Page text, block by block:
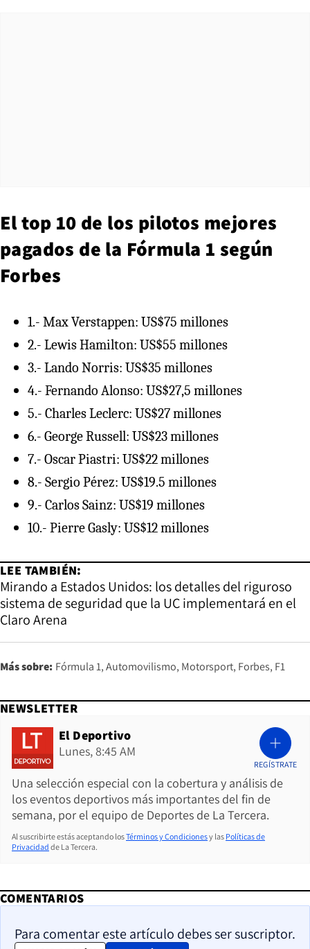
El top 10 de los pilotos mejores
pagados de la Fórmula 1 según
Forbes
1.- Max Verstappen: US$75 millones
2.- Lewis Hamilton: US$55 millones
3.- Lando Norris: US$35 millones
4.- Fernando Alonso: US$27,5 millones
5.- Charles Leclerc: US$27 millones
6.- George Russell: US$23 millones
7.- Oscar Piastri: US$22 millones
8.- Sergio Pérez: US$19.5 millones
9.- Carlos Sainz: US$19 millones
10.- Pierre Gasly: US$12 millones
LEE TAMBIÉN:
Mirando a Estados Unidos: los detalles del riguroso
sistema de seguridad que la UC implementará en el
Claro Arena
Más sobre: Fórmula 1 Automovilismo Motorsport Forbes F1
NEWSLETTER
El Deportivo
Lunes, 8:45 AM
Una selección especial con la cobertura y análisis de
los eventos deportivos más importantes del fin de
semana, por el equipo de Deportes de La Tercera.
REGÍSTRATE
Al suscribirte estás aceptando losTérminos y Condicionesy las Políticas de
Privacidad de La Tercera.
COMENTARIOS
Para comentar este artículo debes ser suscriptor.